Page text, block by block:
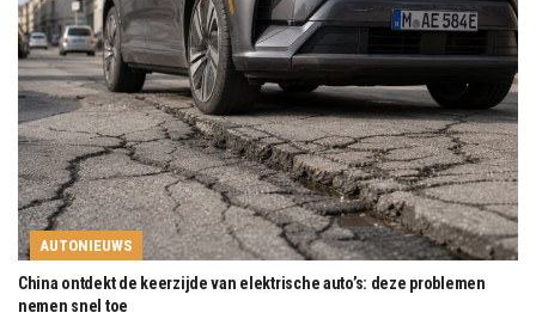
AUTONIEUWS
China ontdekt de keerzijde van elektrische auto’s: deze problemen
nemen snel toe